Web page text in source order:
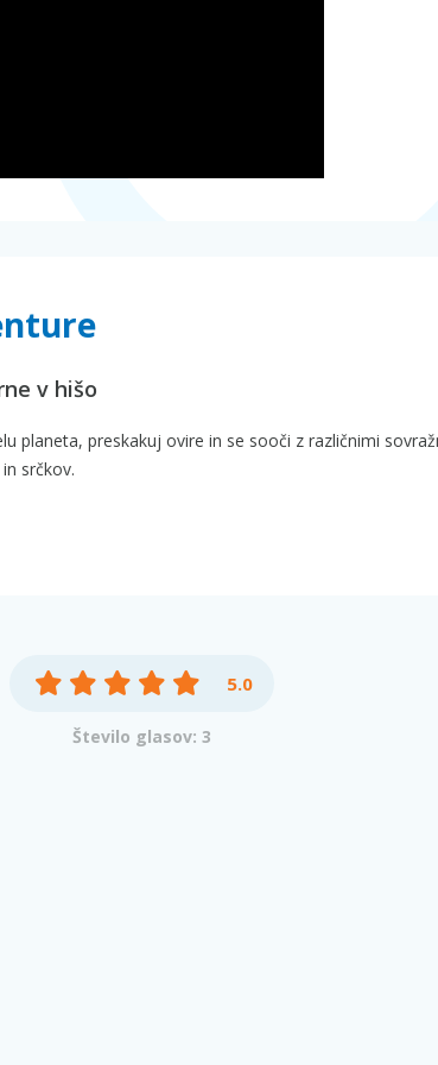
v hišo
planeta, preskakuj ovire in se sooči z različnimi
srčkov.
5.0
Število glasov: 3